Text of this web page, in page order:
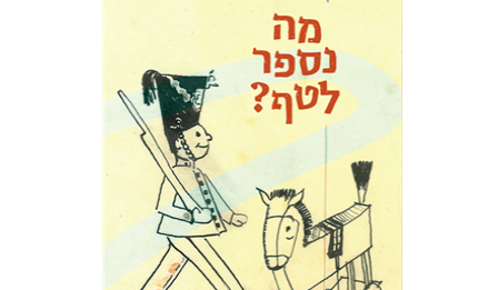
יעקבה סצ'רדוטי
תמי ישראלי